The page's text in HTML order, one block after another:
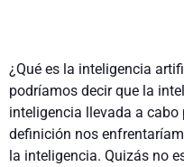
¿Qué es la inteligencia
podríamos decir que la
inteligencia llevada a cabo
definición nos
la inteligencia. Quizás no